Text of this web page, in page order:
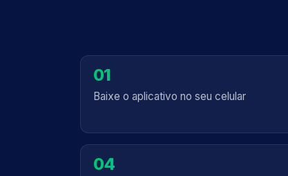
01
Baixe o aplicativo no seu celular
04